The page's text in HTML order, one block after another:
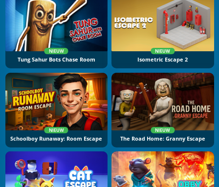
NIEUW
Tung Sahur Bots Chase Room
NIEUW
Isometric Escape 2
NIEUW
Schoolboy Runaway: Room Escape
NIEUW
The Road Home: Granny Escape